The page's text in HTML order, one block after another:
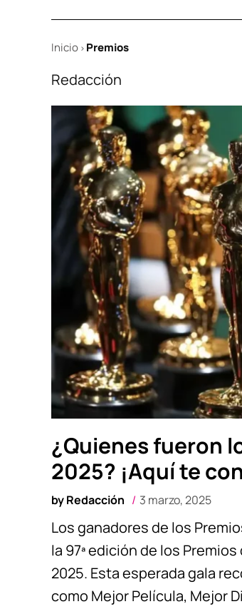
Inicio > Premios
Redacción
¿Quienes fueron
2025? ¡Aquí te
byRedacción 3 marzo, 2025
Los ganadores de los
la 97ª edición de los
2025. Esta esperada gala
como Mejor Película, Mejor